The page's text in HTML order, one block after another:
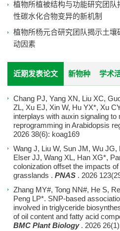
植物所植被结构与功能研究团
性碳水化合物变异的新机制
植物所杨元合研究团队揭示土
动因素
近期发表论文 新物种 学术
Chang PJ, Yang XN, Liu XC,
ZL, Xu EJ, Xin W, Hu YX*, Xu
interplays with auxin signaling to
reprogramming in Arabidopsis
2026
38(6): koag169
Wang J, Liu W, Sun JM, Wu JG,
Elser JJ, Wang XL, Han XG*,
colonization offset the impacts
grasslands . PNAS . 2026
Zhang MY#, Tong NN#, He S,
Peng LP*. SNP-based
involved in triglyceride
of oil content and fatty acid
BMC Plant Biology
. 2026